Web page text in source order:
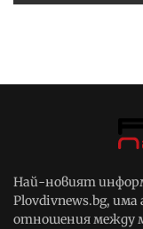
Най-новият
Plovdivnews.bg,
отношения между